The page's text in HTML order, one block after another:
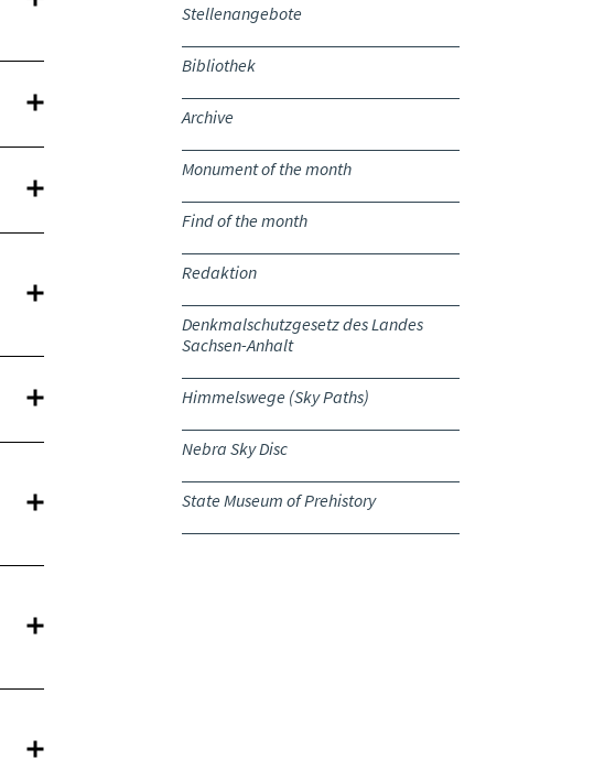
Stellenangebote
Bibliothek
Archive
Monument of the month
Find of the month
Redaktion
Denkmalschutzgesetz des Landes
Sachsen-Anhalt
Himmelswege (Sky Paths)
Nebra Sky Disc
State Museum of Prehistory